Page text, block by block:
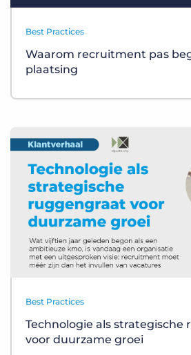
Best Practices
Waarom recruitment pas
plaatsing
Best Practices
Technologie als strategische
voor duurzame groei